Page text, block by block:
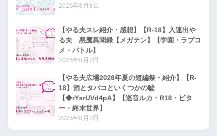
2026年8月8日
【やる夫スレ紹介・感想】【R-18】入速出や
る夫 悪魔異聞録【メガテン】【学園・ラブコ
メ・バトル】
2026年8月7日
【やる夫広場2026年夏の短編祭・紹介】【R-
18】酒とタバコといくつかの嘘
【◆rYsrUVd4pA】【巡音ルカ・R18・ビタ
ー・終末世界】
2026年8月7日